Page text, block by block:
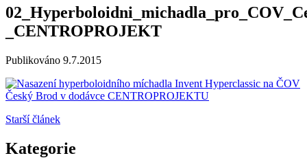
_CENTROPROJEKT
Publikováno 9.7.2015
Starší článek
Kategorie